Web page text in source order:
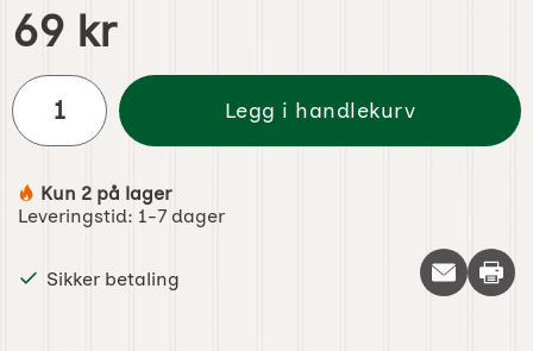
pris
69 kr
antall
Legg i handlekurv
Produkttilgjengelighet:
Kun 2 på lager
Leveringstid: 1-7 dager
Sikker betaling Skriv